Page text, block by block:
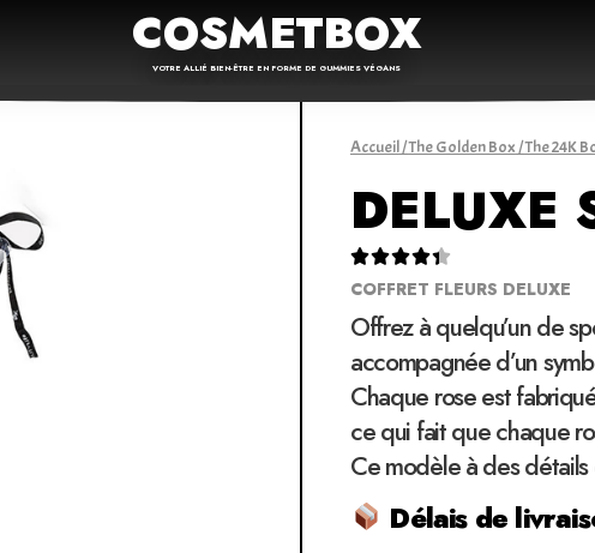
COSMETBOX
VOTRE ALLIÉ BIEN-ÊTRE EN FORME DE GUMMIES VÉGANS
Accueil/The Golden Box/The 24K
DELUXE

COFFRET FLEURS DELUXE
Offrez à quelqu’un de
accompagnée d’un
Chaque rose est
ce qui fait que chaque
Ce modèle à des
Délais de